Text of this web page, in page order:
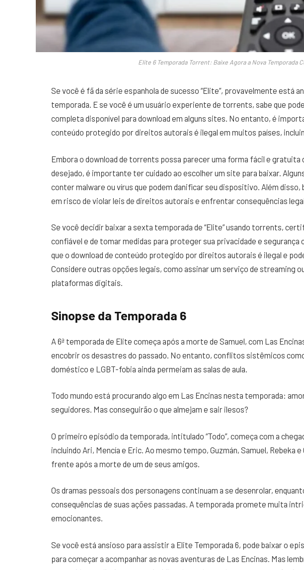
Elite 6 Temporada Torrent: Baixe Agora a Nova Temporada
Se você é fã da série espanhola de sucesso “Elite”, provavelmente está
temporada. E se você é um usuário experiente de torrents, sabe que
completa disponível para download em alguns sites. No entanto, é
conteúdo protegido por direitos autorais é ilegal em muitos países,
Embora o download de torrents possa parecer uma forma fácil e gratuita
desejado, é importante ter cuidado ao escolher um site para baixar.
conter malware ou vírus que podem danificar seu dispositivo. Além
em risco de violar leis de direitos autorais e enfrentar consequências
Se você decidir baixar a sexta temporada de “Elite” usando torrents,
confiável e de tomar medidas para proteger sua privacidade e
que o download de conteúdo protegido por direitos autorais é ilegal e
Considere outras opções legais, como assinar um serviço de streaming
plataformas digitais.
Sinopse da Temporada 6
A 6ª temporada de Elite começa após a morte de Samuel, com Las
encobrir os desastres do passado. No entanto, conflitos sistêmicos
doméstico e LGBT-fobia ainda permeiam as salas de aula.
Todo mundo está procurando algo em Las Encinas nesta temporada:
seguidores. Mas conseguirão o que almejam e sair ilesos?
O primeiro episódio da temporada, intitulado “Todo”, começa com a
incluindo Ari, Mencía e Eric. Ao mesmo tempo, Guzmán, Samuel, Rebeka
frente após a morte de um de seus amigos.
Os dramas pessoais dos personagens continuam a se desenrolar,
consequências de suas ações passadas. A temporada promete muita
emocionantes.
Se você está ansioso para assistir a Elite Temporada 6, pode baixar o
para começar a acompanhar as novas aventuras de Las Encinas. Mas